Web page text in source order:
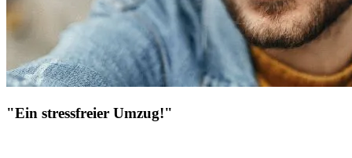
"Ein stressfreier Umzug!"